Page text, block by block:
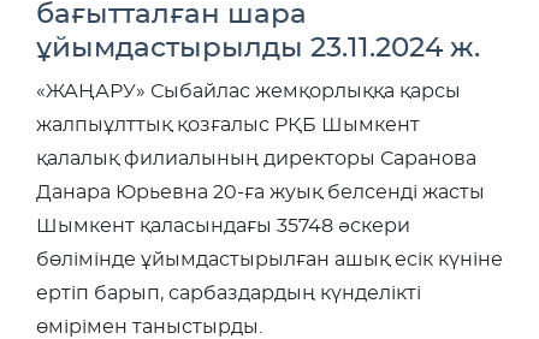
бағытталған шара
ұйымдастырылды 23.11.2024 ж.
«ЖАҢАРУ» Сыбайлас жемқорлыққа қарсы
жалпыұлттық қозғалыс РҚБ Шымкент
қалалық филиалының директоры Саранова
Данара Юрьевна 20-ға жуық белсенді жасты
Шымкент қаласындағы 35748 әскери
бөлімінде ұйымдастырылған ашық есік күніне
ертіп барып, сарбаздардың күнделікті
өмірімен таныстырды.